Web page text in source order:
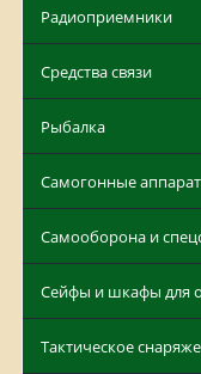
Радиоприемники
Средства связи
Рыбалка
Самогонные
Самооборона и
Сейфы и шкафы для
Тактическое